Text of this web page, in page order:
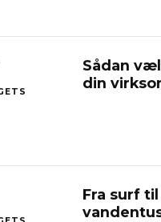
Sådan
din
Fra surf